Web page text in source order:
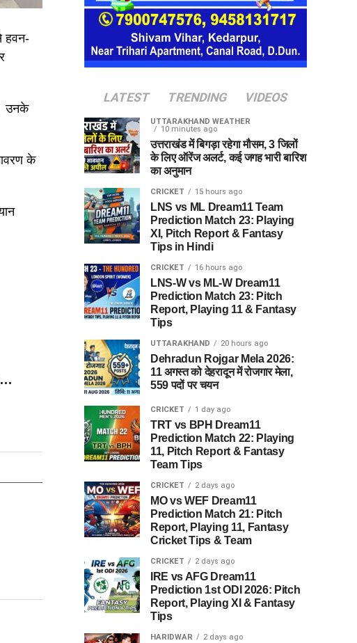
हवन-
उनके
के
LATEST TRENDING VIDEOS
UTTARAKHAND WEATHER
10 minutes ago
उत्तराखंड में बिगड़ा रहेगा मौसम, 3 जिलों
के लिए ऑरेंज अलर्ट, कई जगह भारी बारिश
का अनुमान
CRICKET 15 hours ago
LNS vs ML Dream11 Team
Prediction Match 23: Playing
XI, Pitch Report & Fantasy
Tips in Hindi
CRICKET 16 hours ago
LNS-W vs ML-W Dream11
Prediction Match 23: Pitch
Report, Playing 11 & Fantasy
Tips
UTTARAKHAND 20 hours ago
Dehradun Rojgar Mela 2026:
11 अगस्त को देहरादून में रोजगार मेला,
559 पदों पर चयन
CRICKET 1 day ago
TRT vs BPH Dream11
Prediction Match 22: Playing
11, Pitch Report & Fantasy
Team Tips
CRICKET 2 days ago
MO vs WEF Dream11
Prediction Match 21: Pitch
Report, Playing 11, Fantasy
Cricket Tips & Team
CRICKET 2 days ago
IRE vs AFG Dream11
Prediction 1st ODI 2026: Pitch
Report, Playing XI & Fantasy
Tips
HARIDWAR 2 days ago